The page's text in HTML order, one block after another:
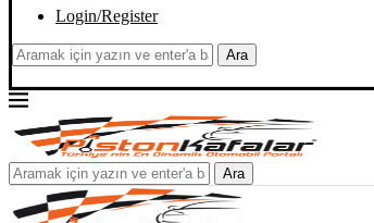
Login/Register
Ara
Ara